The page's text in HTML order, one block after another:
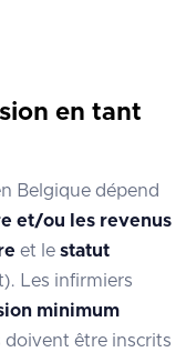
en tant
Belgique dépend
et/ou les revenus
et le statut
Les infirmiers
minimum
doivent être inscrits